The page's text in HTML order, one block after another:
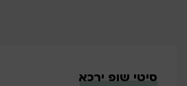
סיטי שופ ירכא